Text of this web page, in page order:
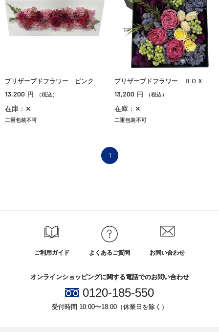
プリザーブドフラワー ピンク
13,200 円 （税込）
在庫：✕
二重包装不可
プリザーブドフラワー ＢＯＸ
13,200 円 （税込）
在庫：✕
二重包装不可
1
ご利用ガイド よくあるご質問 お問い合わせ
オンラインショッピングに関する電話でのお問い合わせ
0120-185-550
受付時間 10:00〜18:00（休業日を除く）